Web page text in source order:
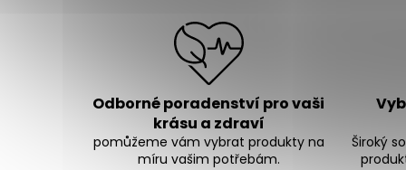
Odborné poradenství pro vaši
krásu a zdraví
pomůžeme vám vybrat produkty na
míru vašim potřebám.
Široký